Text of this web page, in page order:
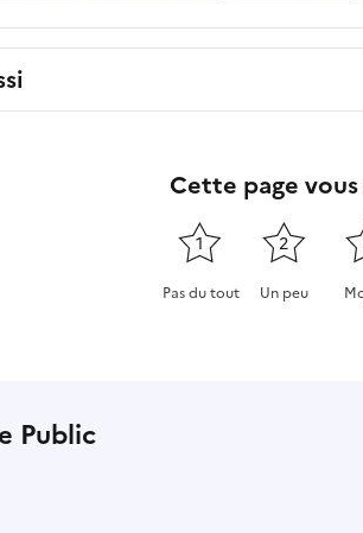
Cette page
1
Pas du tout
2
Un peu
Public